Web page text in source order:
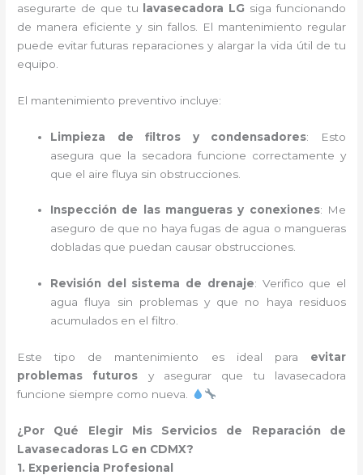
asegurarte de que tu lavasecadora LG siga funcionando
de manera eficiente y sin fallos. El mantenimiento regular
puede evitar futuras reparaciones y alargar la vida útil de tu
equipo.
El mantenimiento preventivo incluye:
Limpieza de filtros y condensadores: Esto
asegura que la secadora funcione correctamente y
que el aire fluya sin obstrucciones.
Inspección de las mangueras y conexiones: Me
aseguro de que no haya fugas de agua o mangueras
dobladas que puedan causar obstrucciones.
Revisión del sistema de drenaje: Verifico que el
agua fluya sin problemas y que no haya residuos
acumulados en el filtro.
Este tipo de mantenimiento es ideal para evitar
problemas futuros y asegurar que tu lavasecadora
funcione siempre como nueva.
¿Por Qué Elegir Mis Servicios de Reparación de
Lavasecadoras LG en CDMX?
1. Experiencia Profesional